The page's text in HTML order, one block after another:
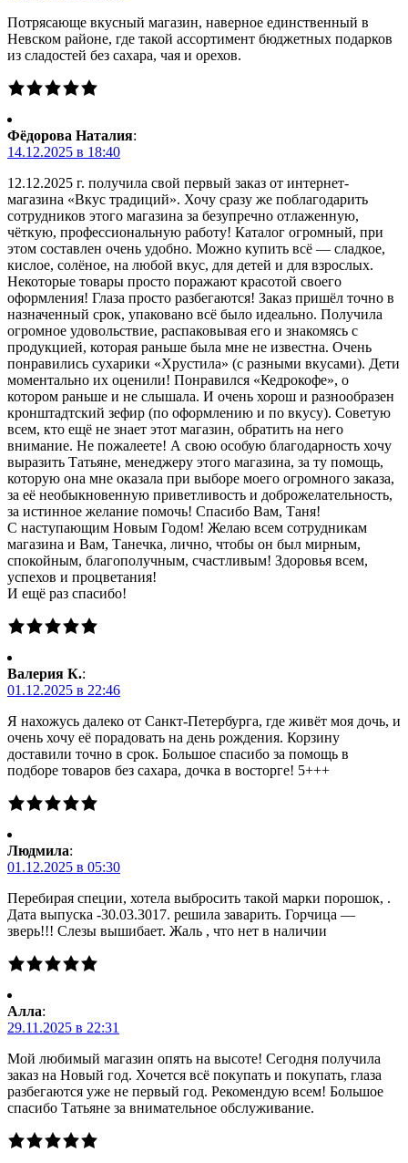
Потрясающе вкусный магазин, наверное единственный в
Невском районе, где такой ассортимент бюджетных подарков
из сладостей без сахара, чая и орехов.
Фёдорова Наталия:
14.12.2025 в 18:40
12.12.2025 г. получила свой первый заказ от интернет-
магазина «Вкус традиций». Хочу сразу же поблагодарить
сотрудников этого магазина за безупречно отлаженную,
чёткую, профессиональную работу! Каталог огромный, при
этом составлен очень удобно. Можно купить всё — сладкое,
кислое, солёное, на любой вкус, для детей и для взрослых.
Некоторые товары просто поражают красотой своего
оформления! Глаза просто разбегаются! Заказ пришёл точно в
назначенный срок, упаковано всё было идеально. Получила
огромное удовольствие, распаковывая его и знакомясь с
продукцией, которая раньше была мне не известна. Очень
понравились сухарики «Хрустила» (с разными вкусами). Дети
моментально их оценили! Понравился «Кедрокофе», о
котором раньше и не слышала. И очень хорош и разнообразен
кронштадтский зефир (по оформлению и по вкусу). Советую
всем, кто ещё не знает этот магазин, обратить на него
внимание. Не пожалеете! А свою особую благодарность хочу
выразить Татьяне, менеджеру этого магазина, за ту помощь,
которую она мне оказала при выборе моего огромного заказа,
за её необыкновенную приветливость и доброжелательность,
за истинное желание помочь! Спасибо Вам, Таня!
С наступающим Новым Годом! Желаю всем сотрудникам
магазина и Вам, Танечка, лично, чтобы он был мирным,
спокойным, благополучным, счастливым! Здоровья всем,
успехов и процветания!
И ещё раз спасибо!
Валерия К.:
01.12.2025 в 22:46
Я нахожусь далеко от Санкт-Петербурга, где живёт моя дочь, и
очень хочу её порадовать на день рождения. Корзину
доставили точно в срок. Большое спасибо за помощь в
подборе товаров без сахара, дочка в восторге! 5+++
Людмила:
01.12.2025 в 05:30
Перебирая специи, хотела выбросить такой марки порошок, .
Дата выпуска -30.03.3017. решила заварить. Горчица —
зверь!!! Слезы вышибает. Жаль , что нет в наличии
Алла:
29.11.2025 в 22:31
Мой любимый магазин опять на высоте! Сегодня получила
заказ на Новый год. Хочется всё покупать и покупать, глаза
разбегаются уже не первый год. Рекомендую всем! Большое
спасибо Татьяне за внимательное обслуживание.